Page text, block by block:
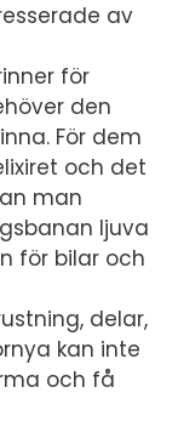
av
för
den
För dem
och det
man
ljuva
för bilar och
delar,
kan inte
och få